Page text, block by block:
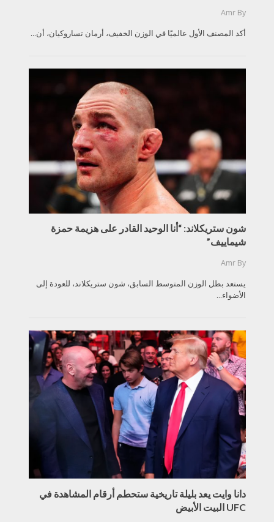
By
Amr
أكد المصنف الأول عالميًا في الوزن الخفيف، أرمان تساروكيان، أن...
شون ستريكلاند: “أنا الوحيد القادر على هزيمة حمزة
شيماييف”
By
Amr
يستعد بطل الوزن المتوسط السابق، شون ستريكلاند، للعودة إلى
الأضواء...
دانا وايت يعد بليلة تاريخية ستحطم أرقام المشاهدة في
UFC البيت الأبيض